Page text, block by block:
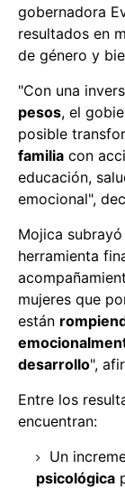
gobernadora
resultados en
de género y
"Con una
pesos, el
posible
familia con
educación,
emocional",
Mojica
herramienta
mujeres que
están
desarrollo",
Entre los
encuentran:
Un
psicológica